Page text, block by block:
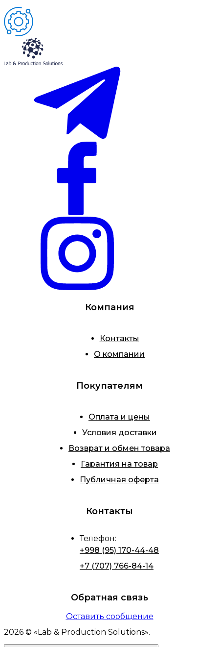
Компания
Контакты
О компании
Покупателям
Оплата и цены
Условия доставки
Возврат и обмен товара
Гарантия на товар
Публичная оферта
Контакты
Телефон:
+998 (95) 170-44-48
+7 (707) 766-84-14
Обратная связь
Оставить сообщение
2026 © « Lab & Production Solutions».